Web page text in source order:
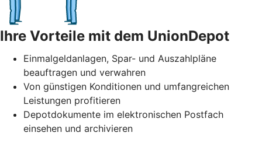
Ihre Vorteile mit dem UnionDepot
Einmalgeldanlagen, Spar- und Auszahlpläne
beauftragen und verwahren
Von günstigen Konditionen und umfangreichen
Leistungen profitieren
Depotdokumente im elektronischen Postfach
einsehen und archivieren